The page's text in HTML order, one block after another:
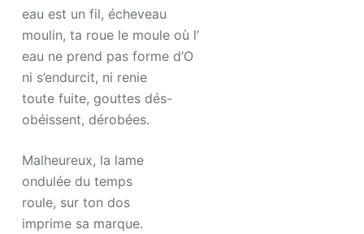
eau est un fil, écheveau
moulin, ta roue le moule où l’
eau ne prend pas forme d’O
ni s’endurcit, ni renie
toute fuite, gouttes dés-
obéissent, dérobées.
Malheureux, la lame
ondulée du temps
roule, sur ton dos
imprime sa marque.